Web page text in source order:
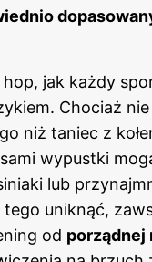
hop, jak każdy
Chociaż
niż taniec z
wypustki
lub
tego uniknąć,
od porządnej